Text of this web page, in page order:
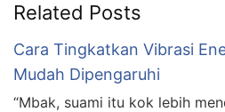
Related Posts
Cara Tingkatkan Vibrasi
Mudah Dipengaruhi
“Mbak, suami itu kok lebih